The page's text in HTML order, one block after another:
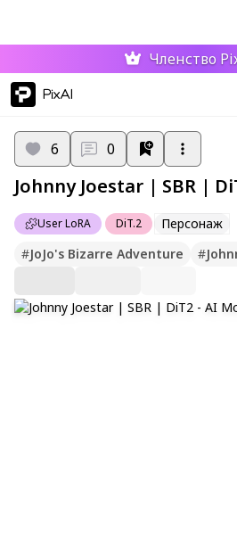
Членство
PixAI
User LoRA DiT.2 Персонаж
6 0
Johnny Joestar | SBR |
#JoJo's Bizarre Adventure #